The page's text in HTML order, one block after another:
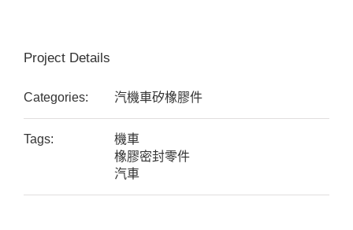
Project Details
Categories: 汽機車矽橡膠件
Tags:
機車
橡膠密封零件
汽車